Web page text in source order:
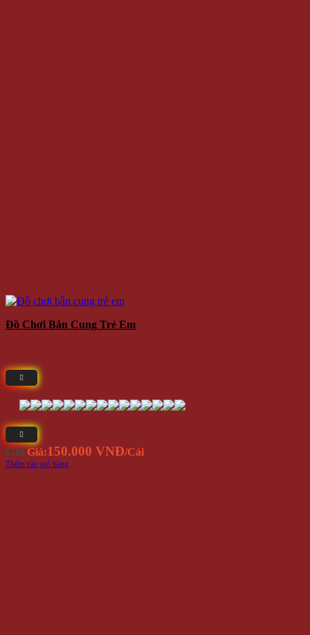
Đồ Chơi Bắn Cung Trẻ Em
Giá Giá:150.000 VNĐ/Cái
Thêm vào giỏ hàng